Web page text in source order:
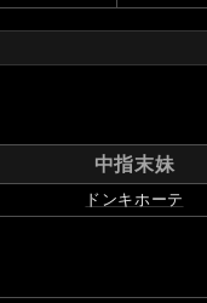
中指末妹
ドンキホーテ